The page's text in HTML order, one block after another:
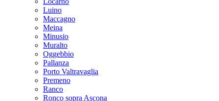
Luino
Maccagno
Meina
Minusio
Muralto
Oggebbio
Pallanza
Porto Valtravaglia
Premeno
Ranco
Ronco sopra Ascona